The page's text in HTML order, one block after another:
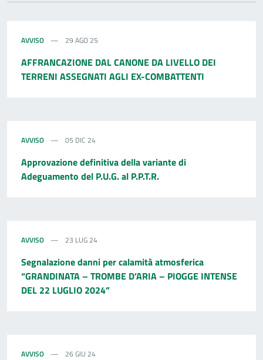
AVVISO 29 AGO 25
AFFRANCAZIONE DAL CANONE DA LIVELLO DEI
TERRENI ASSEGNATI AGLI EX-COMBATTENTI
AVVISO 05 DIC 24
Approvazione definitiva della variante di
Adeguamento del P.U.G. al P.P.T.R.
AVVISO 23 LUG 24
Segnalazione danni per calamità atmosferica
“GRANDINATA – TROMBE D’ARIA – PIOGGE INTENSE
DEL 22 LUGLIO 2024”
AVVISO 26 GIU 24